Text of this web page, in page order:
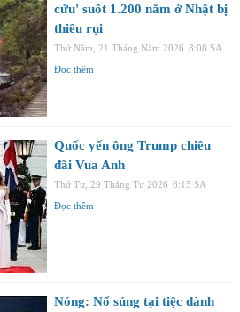
cửu' suốt 1.200 năm ở Nhật bị
thiêu rụi
Thứ Năm, 21 Tháng Năm 2026 8:08 SA
Đọc thêm
Quốc yến ông Trump chiêu
đãi Vua Anh
Thứ Tư, 29 Tháng Tư 2026 6:15 SA
Đọc thêm
Nóng: Nổ súng tại tiệc dành